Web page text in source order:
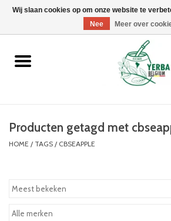
Home
Producten
Merken
Producten getagd met
HOME / TAGS / CBSEAPPLE
Wij slaan cookies op om onze website te
Nee
Meer over